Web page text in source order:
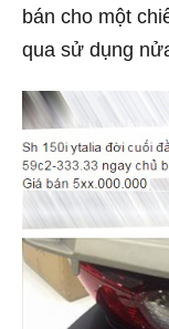
bán cho một
qua sử dụng